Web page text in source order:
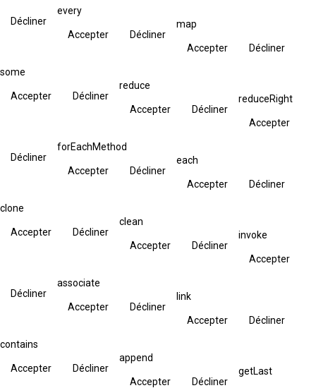
Décliner
every
Accepter Décliner
map
Accepter Décliner
some
Accepter Décliner
reduce
Accepter Décliner
reduceRight
Accepter
Décliner
forEachMethod
Accepter Décliner
each
Accepter Décliner
clone
Accepter Décliner
clean
Accepter Décliner
invoke
Accepter
Décliner
associate
Accepter Décliner
link
Accepter Décliner
contains
Accepter Décliner
append
Accepter Décliner
getLast